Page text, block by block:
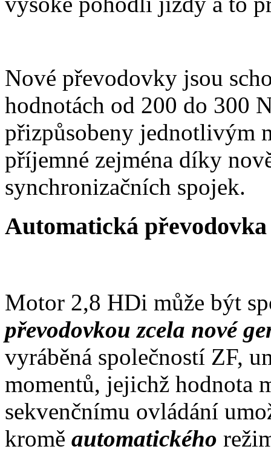
Nové převodovky jsou
hodnotách od 200 do 300
přizpůsobeny jednotlivým
příjemné zejména díky
synchronizačních spojek.
Automatická
Motor 2,8 HDi může být
převodovkou zcela nové
vyráběná společností ZF,
momentů, jejichž hodnota
sekvenčnímu ovládání
kromě automatického